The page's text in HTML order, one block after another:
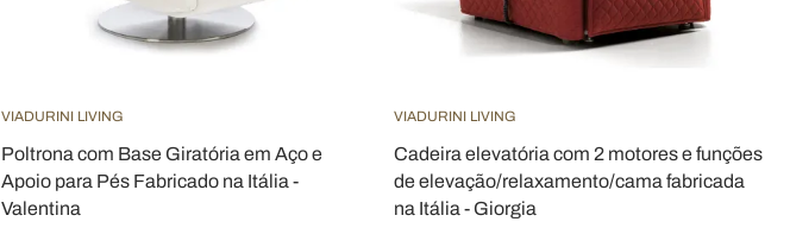
VIADURINI LIVING
Poltrona com Base Giratória em Aço e
Apoio para Pés Fabricado na Itália -
Valentina
VIADURINI LIVING
Cadeira elevatória com 2 motores e funções
de elevação/relaxamento/cama fabricada
na Itália - Giorgia